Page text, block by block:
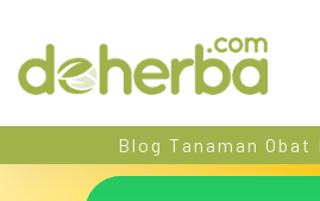
Blog Tanaman Obat